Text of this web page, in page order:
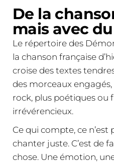
De la
mais avec
Le répertoire des
la chanson française
croise des textes
des morceaux
rock, plus poétiques ou
irrévérencieux.
Ce qui compte, ce n’est
chanter juste. C’est de
chose. Une émotion,